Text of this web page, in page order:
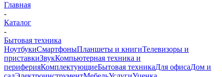
Главная
-
Каталог
-
Бытовая техника
НоутбукиСмартфоныПланшеты и книгиТелевизоры и
приставкиЗвукКомпьютерная техника и
периферияКомплектующиеБытовая техникаДля офисаДом и